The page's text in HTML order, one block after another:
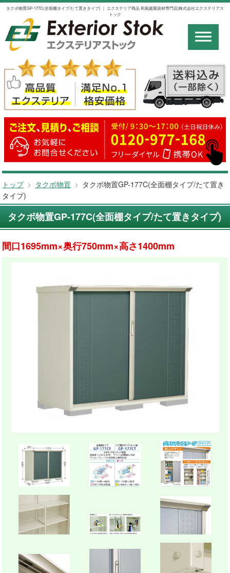
タクボ物置GP-177C(全面棚タイプ/たて置きタイプ) ｜ エクステリア商品 和風庭園資材専門店|株式会社エクステリアス
トック
トップ > タクボ物置 > タクボ物置GP-177C(全面棚タイプ/たて置き
タイプ)
タクボ物置GP-177C(全面棚タイプ/たて置きタイプ)
間口1695mm×奥行750mm×高さ1400mm